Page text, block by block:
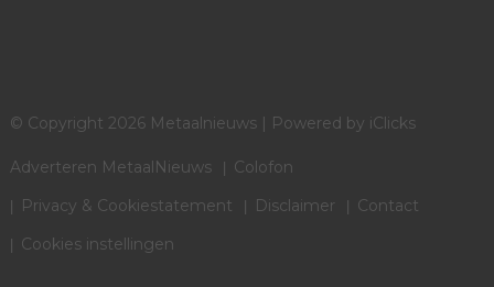
© Copyright 2026 Metaalnieuws | Powered by iClicks
Adverteren MetaalNieuws
Colofon
Privacy & Cookiestatement
Disclaimer
Contact
Cookies instellingen